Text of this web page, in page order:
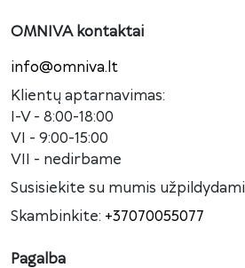
OMNIVA kontaktai
info@omniva.lt
Klientų aptarnavimas:
I-V - 8:00-18:00
VI - 9:00-15:00
VII - nedirbame
Susisiekite su mumis užpildydami
Skambinkite: +37070055077
Pagalba